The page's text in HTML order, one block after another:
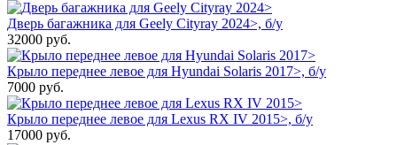
Дверь багажника для Geely Cityray 2024>, б/у
32000 руб.
Крыло переднее левое для Hyundai Solaris 2017>, б/у
7000 руб.
Крыло переднее левое для Lexus RX IV 2015>, б/у
17000 руб.